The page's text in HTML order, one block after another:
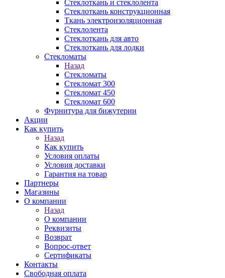
Стеклоткань и стеклолента
Стеклоткань конструкционная
Ткань электроизоляционная
Стеклолента
Стеклоткань для авто
Стеклоткань для лодки
Стекломаты
Назад
Стекломаты
Стекломат 300
Стекломат 450
Стекломат 600
Фурнитура для бижутерии
Акции
Как купить
Назад
Как купить
Условия оплаты
Условия доставки
Гарантия на товар
Партнеры
Магазины
О компании
Назад
О компании
Реквизиты
Возврат
Вопрос-ответ
Сертификаты
Контакты
Свободная оплата